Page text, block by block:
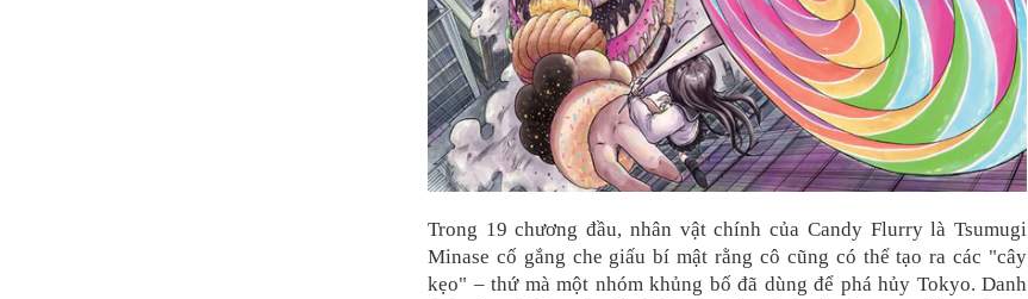
Trong 19 chương đầu, nhân vật chính của Candy Flurry là Tsumugi
Minase cố gắng che giấu bí mật rằng cô cũng có thể tạo ra các "cây
kẹo" – thứ mà một nhóm khủng bố đã dùng để phá hủy Tokyo. Danh